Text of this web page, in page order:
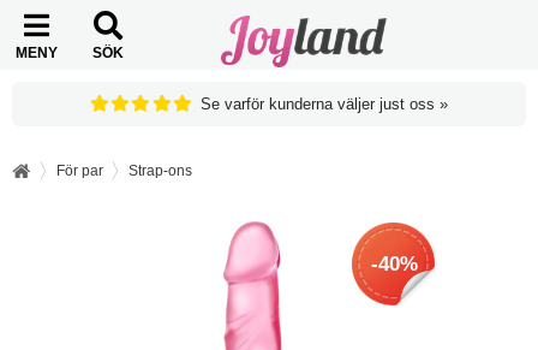
MENY SÖK
Se varför kunderna väljer just oss »
För par Strap-ons
-40%